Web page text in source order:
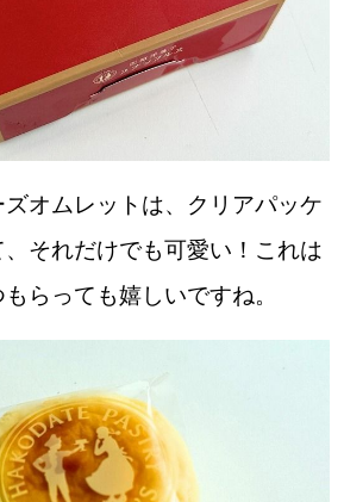
ド
生き方に触れたい】
につけたい】
い】 札幌市
オムレットは、クリアパッケ
それだけでも可愛い！これは
らっても嬉しいですね。